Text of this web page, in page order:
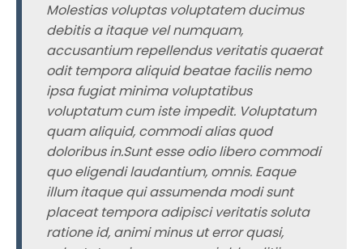
Molestias voluptas voluptatem ducimus
debitis a itaque vel numquam,
accusantium repellendus veritatis quaerat
odit tempora aliquid beatae facilis nemo
ipsa fugiat minima voluptatibus
voluptatum cum iste impedit. Voluptatum
quam aliquid, commodi alias quod
doloribus in.Sunt esse odio libero commodi
quo eligendi laudantium, omnis. Eaque
illum itaque qui assumenda modi sunt
placeat tempora adipisci veritatis soluta
ratione id, animi minus ut error quasi,